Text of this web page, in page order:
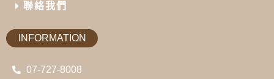
聯絡我們
INFORMATION
07-727-8008